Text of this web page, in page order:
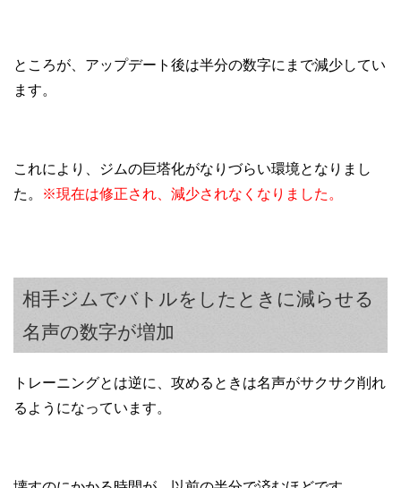
ところが、アップデート後は半分の数字にまで減少してい
ます。
これにより、ジムの巨塔化がなりづらい環境となりまし
た。
※現在は修正され、減少されなくなりました。
相手ジムでバトルをしたときに減らせる
名声の数字が増加
トレーニングとは逆に、攻めるときは名声がサクサク削れ
るようになっています。